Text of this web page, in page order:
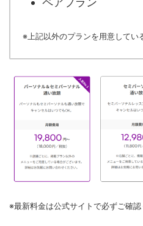
※上記以外のプランを用意してい
※最新料金は公式サイトで必ずご確認